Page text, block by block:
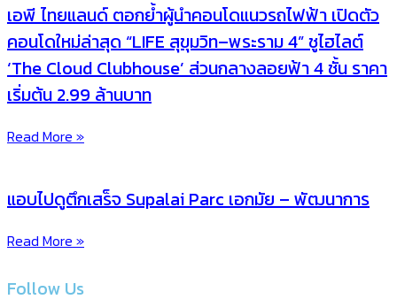
เอพี ไทยแลนด์ ตอกย้ำผู้นำคอนโดแนวรถไฟฟ้า เปิดตัว
คอนโดใหม่ล่าสุด “LIFE สุขุมวิท–พระราม 4” ชูไฮไลต์
‘The Cloud Clubhouse’ ส่วนกลางลอยฟ้า 4 ชั้น ราคา
เริ่มต้น 2.99 ล้านบาท
Read More »
แอบไปดูตึกเสร็จ Supalai Parc เอกมัย – พัฒนาการ
Read More »
Follow Us